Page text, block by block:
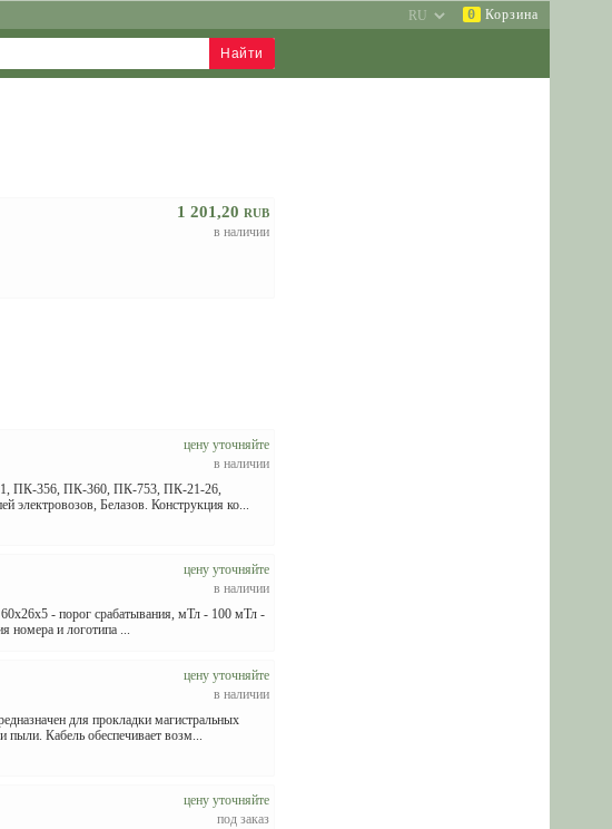
0 Корзина
1 201,20 RUB
в наличии
цену уточняйте
в наличии
ПК-356, ПК-360, ПК-753, ПК-21-26,
электровозов, Белазов. Конструкция ко...
цену уточняйте
в наличии
- порог срабатывания, мТл - 100 мТл -
номера и логотипа ...
цену уточняйте
в наличии
для прокладки магистральных
пыли. Кабель обеспечивает возм...
цену уточняйте
под заказ